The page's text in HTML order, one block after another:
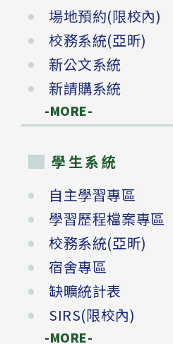
場地預約(限校內)
校務系統(亞昕)
新公文系統
新請購系統
-MORE-
學生系統
自主學習專區
學習歷程檔案專區
校務系統(亞昕)
宿舍專區
缺曠統計表
SIRS(限校內)
-MORE-